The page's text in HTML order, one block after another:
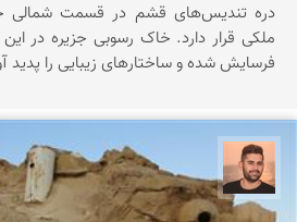
دره تندیس‌های قشم در قسمت شمالی
ملکی قرار دارد. خاک رسوبی جزیره در
فرسایش شده و ساختارهای زیبایی را پدید
ابراهیم رفیعی